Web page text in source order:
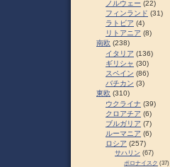
ノルウェー (22)
フィンランド (31)
ラトビア (4)
リトアニア (8)
南欧 (238)
イタリア (136)
ギリシャ (30)
スペイン (86)
バチカン (3)
東欧 (310)
ウクライナ (39)
クロアチア (6)
ブルガリア (7)
ルーマニア (6)
ロシア (257)
サハリン (67)
ポロナイスク (37)